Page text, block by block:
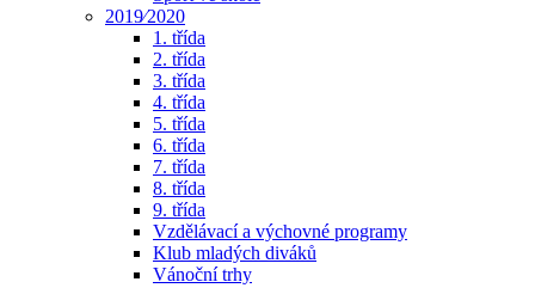
2019⁄2020
1. třída
2. třída
3. třída
4. třída
5. třída
6. třída
7. třída
8. třída
9. třída
Vzdělávací a výchovné programy
Klub mladých diváků
Vánoční trhy